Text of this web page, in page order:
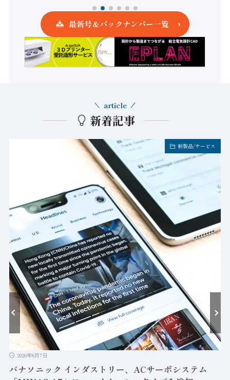
最新号＆バックナンバー一覧
新着記事
article
新製品/サービス
2026年8月7日
パナソニック インダストリー、ACサーボシステム